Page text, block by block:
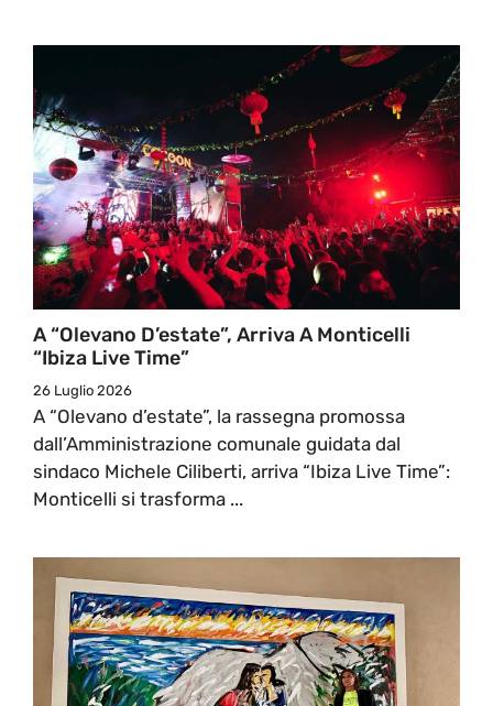
A “Olevano D’estate”, Arriva A Monticelli
“Ibiza Live Time”
26 Luglio 2026
A “Olevano d’estate”, la rassegna promossa
dall’Amministrazione comunale guidata dal
sindaco Michele Ciliberti, arriva “Ibiza Live Time”:
Monticelli si trasforma ...